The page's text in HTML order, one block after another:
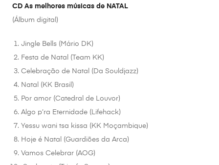
CD As melhores músicas de NATAL
(Álbum digital)
Jingle Bells (Mário DK)
Festa de Natal (Team KK)
Celebração de Natal (Da Souldjazz)
Natal (KK Brasil)
Por amor (Catedral de Louvor)
Algo p’ra Eternidade (Lifehack)
Yessu wani tsa kissa (KK Moçambique)
Hoje é Natal (Guardiões da Arca)
Vamos Celebrar (AOG)